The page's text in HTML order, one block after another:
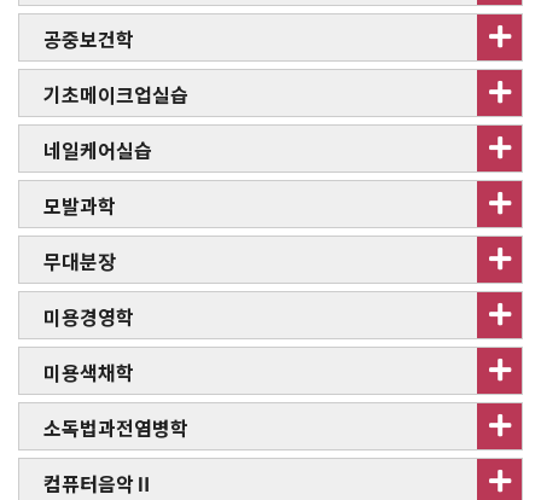
공중보건학
기초메이크업실습
네일케어실습
모발과학
무대분장
미용경영학
미용색채학
소독법과전염병학
컴퓨터음악Ⅱ